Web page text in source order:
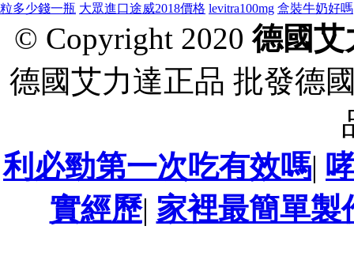
粒多少錢一瓶 大眾進口途威2018價格 levitra100mg 盒裝牛奶好嗎
© Copyright 2020德國艾
德國艾力達正品 批發德
利必勁第一次吃有效嗎|
實經歷| 家裡最簡單製